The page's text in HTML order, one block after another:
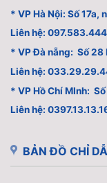
* VP Hà Nội: Số 17a,
Liên hệ:
* VP Đà nẵng: Số 28
Liên hệ:
* VP Hồ Chí MInh:
Liên hệ:
BẢN ĐỒ CHỈ